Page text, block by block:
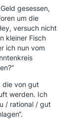
gesessen,
um die
versuch nicht
kleiner Fisch
ich nun vom
die von gut
werden. Ich
/ rational / gut